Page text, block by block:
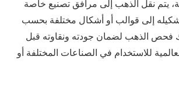
يتم نقل الذهب إلى مرافق تصنيع خاصة
إلى قوالب أو أشكال مختلفة بحسب
فحص الذهب لضمان جودته ونقاوته قبل
للاستخدام في الصناعات المختلفة أو